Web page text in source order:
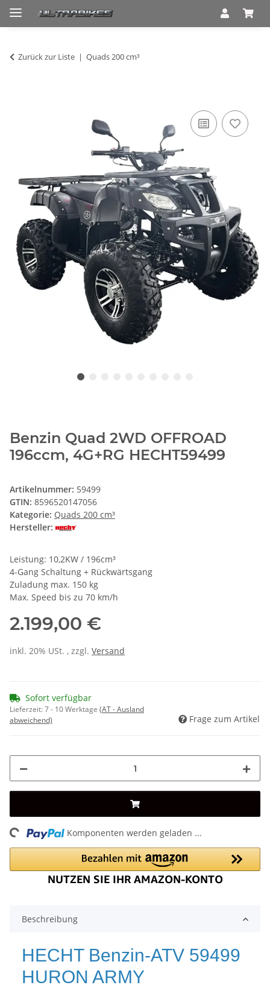
Zurück zur Liste Quads 200 cm³
Benzin Quad 2WD OFFROAD
196ccm, 4G+RG HECHT59499
Artikelnummer: 59499
GTIN: 8596520147056
Kategorie: Quads 200 cm³
Hersteller:
Leistung: 10,2KW / 196cm³
4-Gang Schaltung + Rückwärtsgang
Zuladung max. 150 kg
Max. Speed bis zu 70 km/h
2.199,00 €
inkl. 20% USt. , zzgl. Versand
Sofort verfügbar
Lieferzeit:7 - 10 Werktage (AT - Ausland
abweichend)
Frage zum Artikel
Loading... Komponenten werden geladen ...
Beschreibung
HECHT Benzin-ATV 59499
HURON ARMY